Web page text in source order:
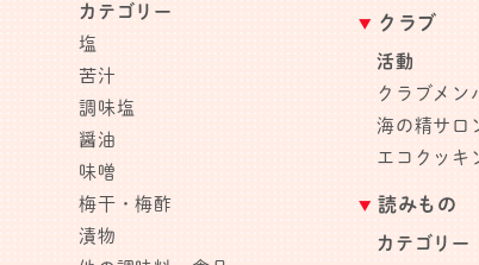
カテゴリー
塩
苦汁
調味塩
醤油
味噌
梅干・梅酢
漬物
クラブ
活動
クラブメン
海の精サロ
エコクッキ
読みもの
カテゴリー